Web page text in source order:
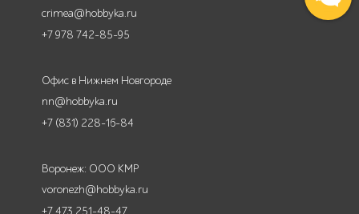
crimea@hobbyka.ru
+7 978 742-85-95
Офис в Нижнем Новгороде
nn@hobbyka.ru
+7 (831) 228-16-84
Воронеж: ООО КМР
voronezh@hobbyka.ru
+7 473 251-48-47